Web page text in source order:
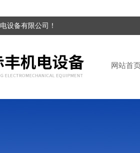
设备有限公司！
网站首